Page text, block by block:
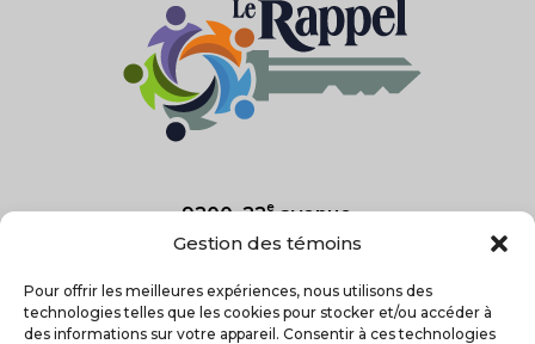
Gestion des témoins
Pour offrir les meilleures expériences, nous utilisons des
technologies telles que les cookies pour stocker et/ou accéder à
des informations sur votre appareil. Consentir à ces technologies
9200, 22eavenue
Saint-Georges, Qc
418-227-2025